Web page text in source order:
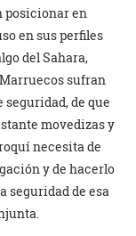
posicionar en
en sus perfiles
del Sahara,
sufran
seguridad, de que
movedizas y
necesita de
y de hacerlo
seguridad de esa